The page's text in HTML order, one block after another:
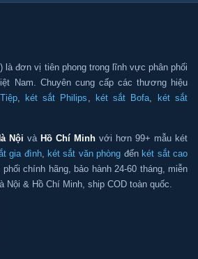
là đơn vị tiên phong trong lĩnh vực phân phối
Nam. Chuyên cung cấp các thương hiệu
, két sắt Philips , két sắt Bofa,
két sắt
Nội và Hồ Chí Minh với hơn 99+ mẫu két
gia đình, két sắt văn phòng đến két sắt cao
chính hãng, bảo hành 24-60 tháng, miễn
Nội & Hồ Chí Minh, ship COD toàn quốc.